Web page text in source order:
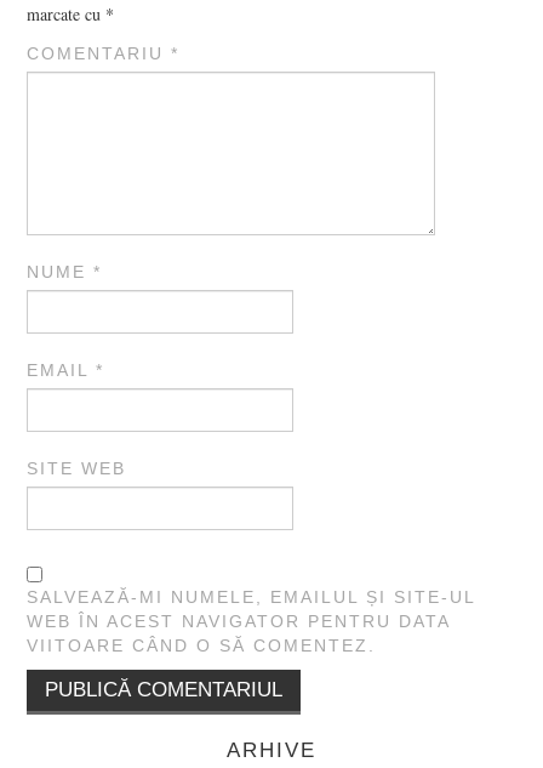
marcate cu *
COMENTARIU*
NUME*
EMAIL*
SITE WEB
SALVEAZĂ-MI NUMELE, EMAILUL ȘI SITE-UL
WEB ÎN ACEST NAVIGATOR PENTRU DATA
VIITOARE CÂND O SĂ COMENTEZ.
ARHIVE